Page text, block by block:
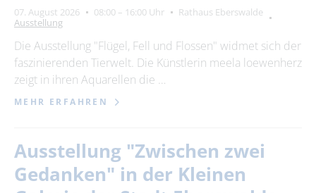
07. August 2026 08:00 – 16:00 Uhr
Rathaus Eberswalde
Ausstellung
Die Ausstellung "Flügel, Fell und Flossen" widmet sich der
faszinierenden Tierwelt. Die Künstlerin meela loewenherz
zeigt in ihren Aquarellen die …
MEHR ERFAHREN
Ausstellung "Zwischen zwei
Gedanken" in der Kleinen